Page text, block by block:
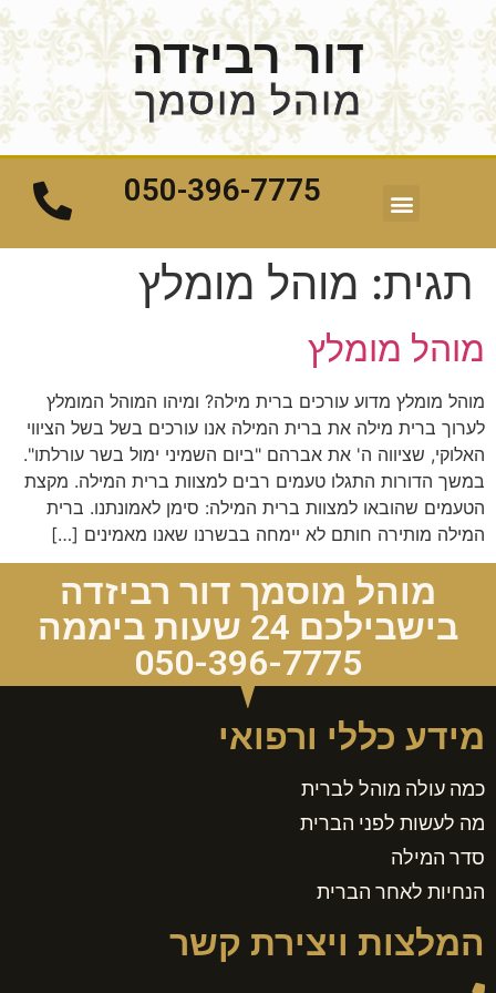
דור רביזדה
מוהל מוסמך
050-396-7775
תגית: מוהל מומלץ
מוהל מומלץ
מוהל מומלץ מדוע עורכים ברית מילה? ומיהו המוהל המומלץ
לערוך ברית מילה את ברית המילה אנו עורכים בשל בשל הציווי
האלוקי, שציווה ה' את אברהם "ביום השמיני ימול בשר עורלתו".
במשך הדורות התגלו טעמים רבים למצוות ברית המילה. מקצת
הטעמים שהובאו למצוות ברית המילה: סימן לאמונתנו. ברית
המילה מותירה חותם לא יימחה בבשרנו שאנו מאמינים […]
מוהל מוסמך דור רביזדה
בישבילכם 24 שעות ביממה
050-396-7775
מידע כללי ורפואי
כמה עולה מוהל לברית
מה לעשות לפני הברית
סדר המילה
הנחיות לאחר הברית
המלצות ויצירת קשר